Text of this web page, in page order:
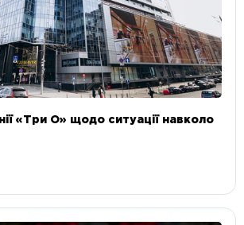
«Три О» щодо ситуації навколо